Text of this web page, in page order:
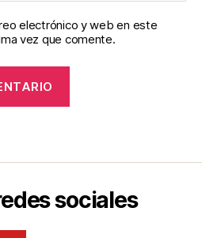
electrónico y web en este
vez que comente.
sociales